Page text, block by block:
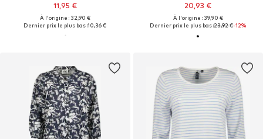
11,95 €
À l'origine : 32,90 €
Dernier prix le plus bas :10,36 €
20,93 €
À l'origine : 39,90 €
Dernier prix le plus bas :23,92 €-12%